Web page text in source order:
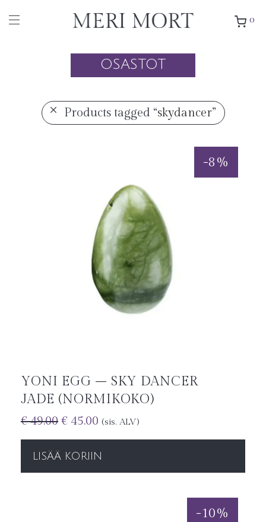
0
OSASTOT
Products tagged “skydancer”
-8%
YONI EGG – SKY DANCER
JADE (NORMIKOKO)
€49.00 € 45.00 (sis. ALV)
LISÄÄ KORIIN
-10%